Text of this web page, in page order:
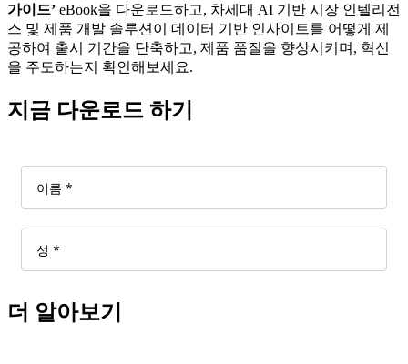
가이드’ eBook을 다운로드하고, 차세대 AI 기반 시장 인텔리전
스 및 제품 개발 솔루션이 데이터 기반 인사이트를 어떻게 제
공하여 출시 기간을 단축하고, 제품 품질을 향상시키며, 혁신
을 주도하는지 확인해보세요.
지금 다운로드 하기
더 알아보기